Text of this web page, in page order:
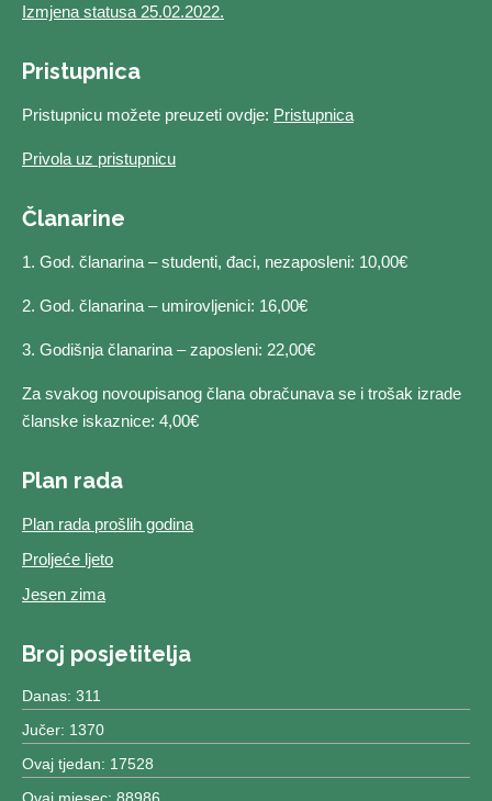
Izmjena statusa 25.02.2022.
Pristupnica
Pristupnicu možete preuzeti ovdje: Pristupnica
Privola uz pristupnicu
Članarine
1. God. članarina – studenti, đaci, nezaposleni: 10,00€
2. God. članarina – umirovljenici: 16,00€
3. Godišnja članarina – zaposleni: 22,00€
Za svakog novoupisanog člana obračunava se i trošak izrade
članske iskaznice: 4,00€
Plan rada
Plan rada prošlih godina
Proljeće ljeto
Jesen zima
Broj posjetitelja
Danas: 311
Jučer: 1370
Ovaj tjedan: 17528
Ovaj mjesec: 88986